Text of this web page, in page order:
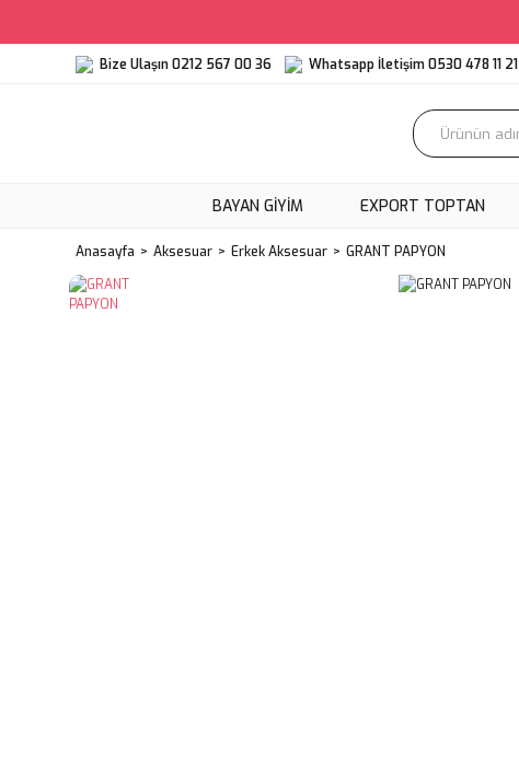
Bize Ulaşın 0212 567 00 36 Whatsapp İletişim 0530 478 11 21
BAYAN GİYİM EXPORT TOPTAN
Anasayfa Aksesuar Erkek Aksesuar GRANT PAPYON